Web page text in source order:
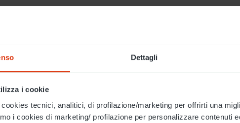
Dettagli
i cookie
tecnici, analitici, di profilazione/marketing per offrirti una
i cookies di marketing/ profilazione per personalizzare contenuti